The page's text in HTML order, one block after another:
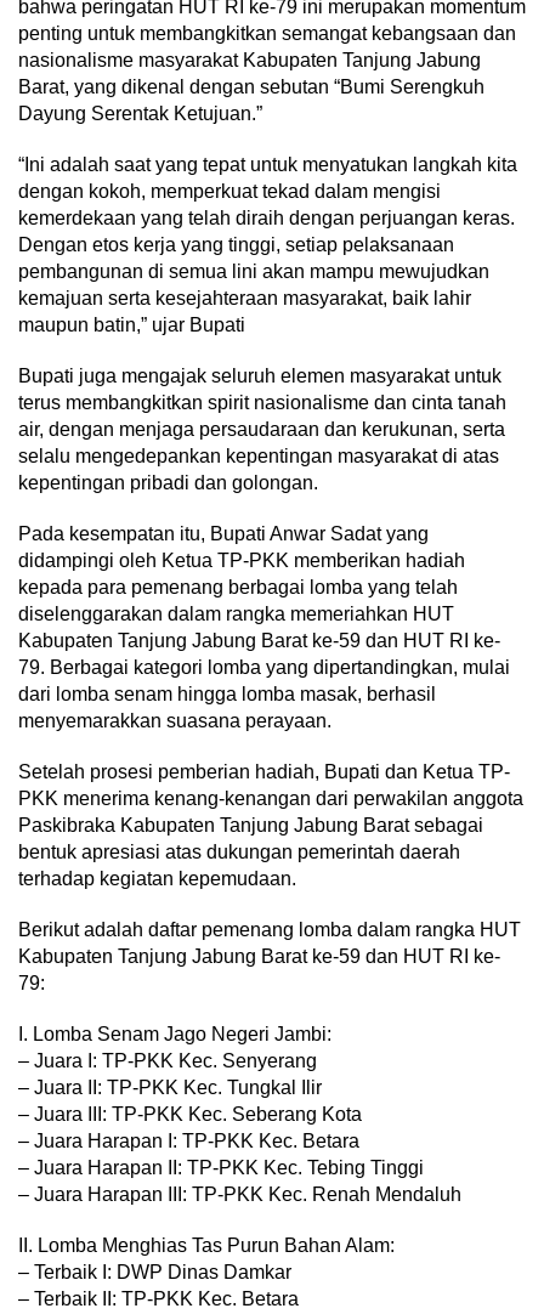
bahwa peringatan HUT RI ke-79 ini merupakan momentum
penting untuk membangkitkan semangat kebangsaan dan
nasionalisme masyarakat Kabupaten Tanjung Jabung
Barat, yang dikenal dengan sebutan “Bumi Serengkuh
Dayung Serentak Ketujuan.”
“Ini adalah saat yang tepat untuk menyatukan langkah kita
dengan kokoh, memperkuat tekad dalam mengisi
kemerdekaan yang telah diraih dengan perjuangan keras.
Dengan etos kerja yang tinggi, setiap pelaksanaan
pembangunan di semua lini akan mampu mewujudkan
kemajuan serta kesejahteraan masyarakat, baik lahir
maupun batin,” ujar Bupati
Bupati juga mengajak seluruh elemen masyarakat untuk
terus membangkitkan spirit nasionalisme dan cinta tanah
air, dengan menjaga persaudaraan dan kerukunan, serta
selalu mengedepankan kepentingan masyarakat di atas
kepentingan pribadi dan golongan.
Pada kesempatan itu, Bupati Anwar Sadat yang
didampingi oleh Ketua TP-PKK memberikan hadiah
kepada para pemenang berbagai lomba yang telah
diselenggarakan dalam rangka memeriahkan HUT
Kabupaten Tanjung Jabung Barat ke-59 dan HUT RI ke-
79. Berbagai kategori lomba yang dipertandingkan, mulai
dari lomba senam hingga lomba masak, berhasil
menyemarakkan suasana perayaan.
Setelah prosesi pemberian hadiah, Bupati dan Ketua TP-
PKK menerima kenang-kenangan dari perwakilan anggota
Paskibraka Kabupaten Tanjung Jabung Barat sebagai
bentuk apresiasi atas dukungan pemerintah daerah
terhadap kegiatan kepemudaan.
Berikut adalah daftar pemenang lomba dalam rangka HUT
Kabupaten Tanjung Jabung Barat ke-59 dan HUT RI ke-
79:
I. Lomba Senam Jago Negeri Jambi:
– Juara I: TP-PKK Kec. Senyerang
– Juara II: TP-PKK Kec. Tungkal Ilir
– Juara III: TP-PKK Kec. Seberang Kota
– Juara Harapan I: TP-PKK Kec. Betara
– Juara Harapan II: TP-PKK Kec. Tebing Tinggi
– Juara Harapan III: TP-PKK Kec. Renah Mendaluh
II. Lomba Menghias Tas Purun Bahan Alam:
– Terbaik I: DWP Dinas Damkar
– Terbaik II: TP-PKK Kec. Betara